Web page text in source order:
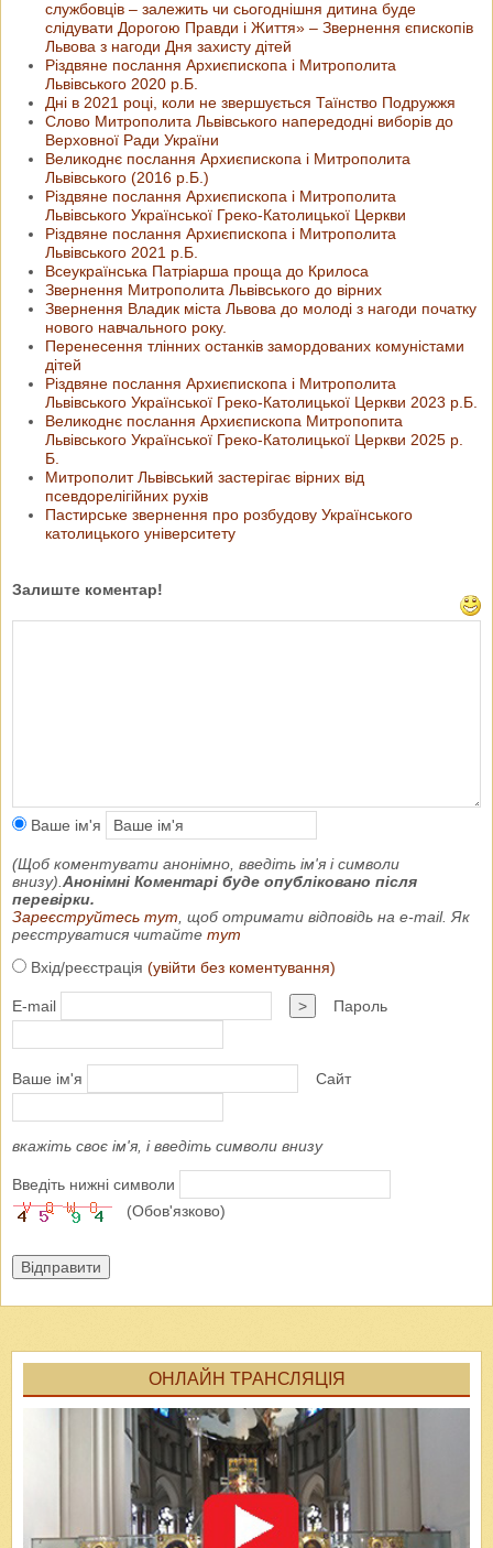
службовців – залежить чи сьогоднішня дитина буде
слідувати Дорогою Правди і Життя» – Звернення єпископів
Львова з нагоди Дня захисту дітей
Різдвяне послання Архиєпископа і Митрополита
Львівського 2020 р.Б.
Дні в 2021 році, коли не звершується Таїнство Подружжя
Слово Митрополита Львівського напередодні виборів до
Верховної Ради України
Великоднє послання Архиєпископа і Митрополита
Львівського (2016 р.Б.)
Різдвяне послання Архиєпископа і Митрополита
Львівського Української Греко-Католицької Церкви
Різдвяне послання Архиєпископа і Митрополита
Львівського 2021 р.Б.
Всеукраїнська Патріарша проща до Крилоса
Звернення Митрополита Львівського до вірних
Звернення Владик міста Львова до молоді з нагоди початку
нового навчального року.
Перенесення тлінних останків замордованих комуністами
дітей
Різдвяне послання Архиєпископа і Митрополита
Львівського Української Греко-Католицької Церкви 2023 р.Б.
Великоднє послання Архиєпископа Митропопита
Львівського Української Греко-Католицької Церкви 2025 р.
Б.
Митрополит Львівський застерігає вірних від
псевдорелігійних рухів
Пастирське звернення про розбудову Українського
католицького університету
Залиште коментар!
Ваше ім'я
(Щоб коментувати анонімно, введіть ім'я і символи
внизу). Анонімні Коментарі буде опубліковано після
перевірки.
Зареєструйтесь тут , щоб отримати відповідь на e-mail. Як
реєструватися читайте тут
Вхід/реєстрація (увійти без коментування)
E-mail > Пароль
Ваше ім'я Сайт
вкажіть своє ім'я, і введіть символи внизу
Введіть нижні символи
(Обов'язково)
Відправити
ОНЛАЙН ТРАНСЛЯЦІЯ